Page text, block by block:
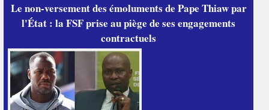
Le non-versement des émoluments de Pape Thiaw par
l'État : la FSF prise au piège de ses engagements
contractuels